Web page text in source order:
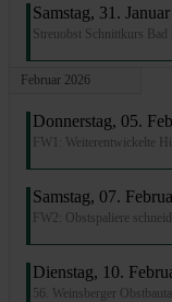
Samstag, 31.
Streuobst Schnittkurs Bad
Februar 2026
Donnerstag, 05.
FW1: Weiterentwickelte
Samstag, 07.
FW2: Obstspaliere
Dienstag, 10.
56. Weinsberger